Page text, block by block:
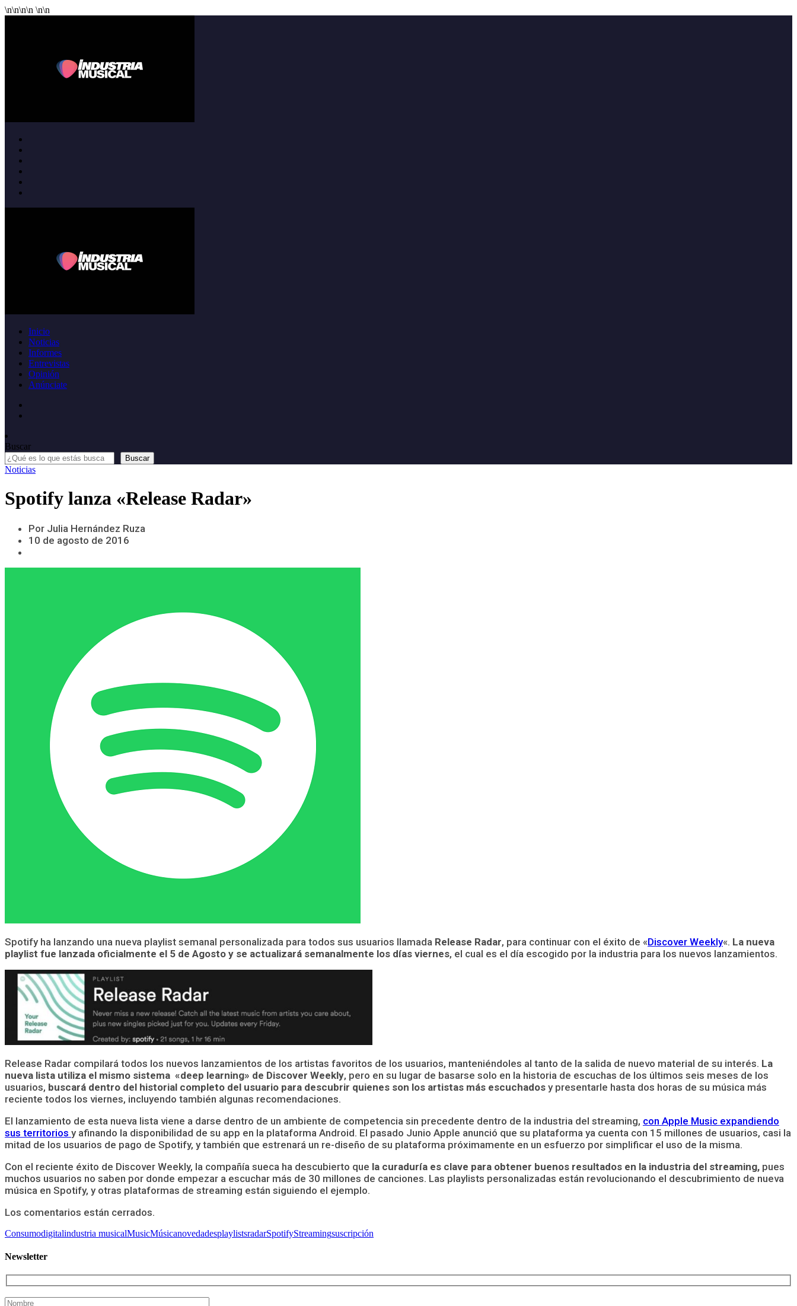
\n\n\n\n \n\n
Inicio
Noticias
Informes
Entrevistas
Opinión
Anúnciate
Buscar
Buscar
Noticias
Spotify lanza «Release Radar»
Por Julia Hernández Ruza
10 de agosto de 2016
Spotify ha lanzando una nueva playlist semanal personalizada para todos sus usuarios llamada Release Radar, para continuar con el éxito de «Discover Weekly«. La nueva
playlist fue lanzada oficialmente el 5 de Agosto y se actualizará semanalmente los días viernes, el cual es el día escogido por la industria para los nuevos lanzamientos.
Release Radar compilará todos los nuevos lanzamientos de los artistas favoritos de los usuarios, manteniéndoles al tanto de la salida de nuevo material de su interés. La
nueva lista utiliza el mismo sistema «deep learning» de Discover Weekly, pero en su lugar de basarse solo en la historia de escuchas de los últimos seis meses de los
usuarios, buscará dentro del historial completo del usuario para descubrir quienes son los artistas más escuchados y presentarle hasta dos horas de su música más
reciente todos los viernes, incluyendo también algunas recomendaciones.
El lanzamiento de esta nueva lista viene a darse dentro de un ambiente de competencia sin precedente dentro de la industria del streaming, con Apple Music expandiendo
sus territorios y afinando la disponibilidad de su app en la plataforma Android. El pasado Junio Apple anunció que su plataforma ya cuenta con 15 millones de usuarios, casi la
mitad de los usuarios de pago de Spotify, y también que estrenará un re-diseño de su plataforma próximamente en un esfuerzo por simplificar el uso de la misma.
Con el reciente éxito de Discover Weekly, la compañía sueca ha descubierto que la curaduría es clave para obtener buenos resultados en la industria del streaming, pues
muchos usuarios no saben por donde empezar a escuchar más de 30 millones de canciones. Las playlists personalizadas están revolucionando el descubrimiento de nueva
música en Spotify, y otras plataformas de streaming están siguiendo el ejemplo.
Los comentarios están cerrados.
Consumodigitalindustria musicalMusicMúsicanovedadesplaylistsradarSpotifyStreamingsuscripción
Newsletter